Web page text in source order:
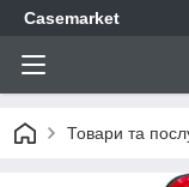
Casemarket
Товари та